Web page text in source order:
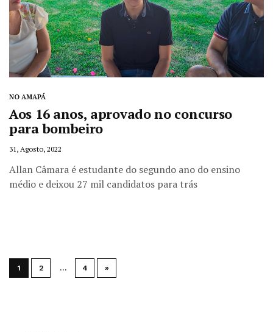
NO AMAPÁ
Aos 16 anos, aprovado no concurso
para bombeiro
31, Agosto, 2022
Allan Câmara é estudante do segundo ano do ensino
médio e deixou 27 mil candidatos para trás
1 2 … 4 »